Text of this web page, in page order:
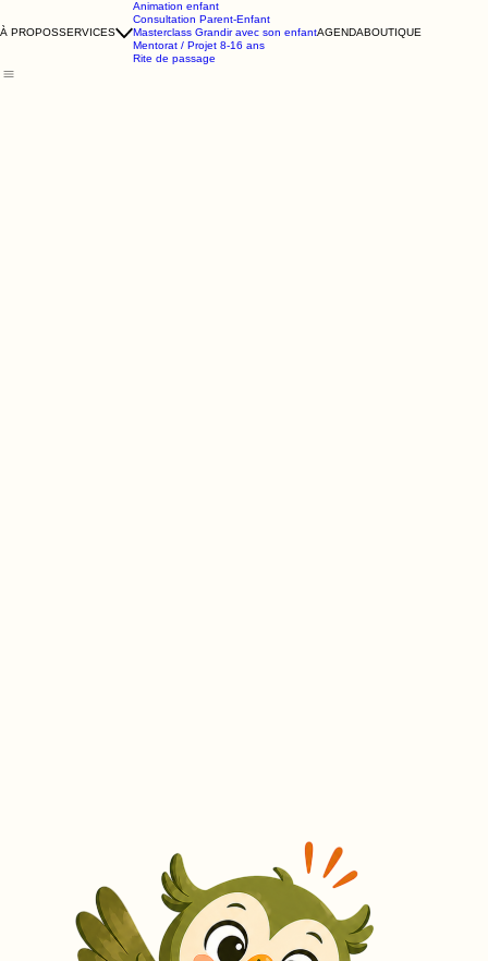
À PROPOSSERVICES
Animation enfant
Consultation Parent-Enfant
Masterclass Grandir avec son enfant
Mentorat / Projet 8-16 ans
Rite de passage
AGENDABOUTIQUE